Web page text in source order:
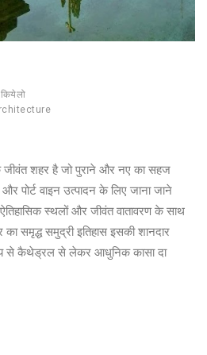
कियेलो
जीवंत शहर है जो पुराने और नए का सहज
पोर्ट वाइन उत्पादन के लिए जाना जाने
ऐतिहासिक स्थलों और जीवंत वातावरण के साथ
समृद्ध समुद्री इतिहास इसकी शानदार
से कैथेड्रल से लेकर आधुनिक कासा दा